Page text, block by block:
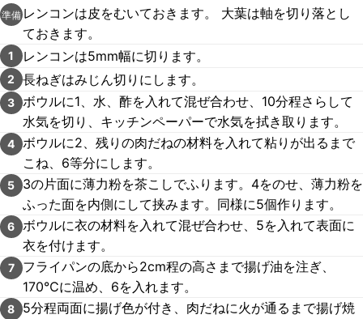
準備 レンコンは皮をむいておきます。 大葉は軸を切り落とし
ておきます。
1 レンコンは5mm幅に切ります。
2 長ねぎはみじん切りにします。
3 ボウルに1、水、酢を入れて混ぜ合わせ、10分程さらして
水気を切り、キッチンペーパーで水気を拭き取ります。
4 ボウルに2、残りの肉だねの材料を入れて粘りが出るまで
こね、6等分にします。
5
3の片面に薄力粉を茶こしでふります。4をのせ、薄力粉を
ふった面を内側にして挟みます。同様に5個作ります。
6 ボウルに衣の材料を入れて混ぜ合わせ、5を入れて表面に
衣を付けます。
7
フライパンの底から2cm程の高さまで揚げ油を注ぎ、
170℃に温め、6を入れます。
8
5分程両面に揚げ色が付き、肉だねに火が通るまで揚げ焼